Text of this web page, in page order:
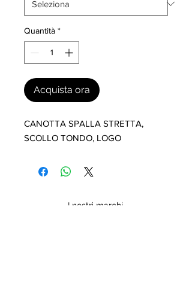
Quantità *
Acquista ora
CANOTTA SPALLA STRETTA,
SCOLLO TONDO, LOGO
I nostri marchi